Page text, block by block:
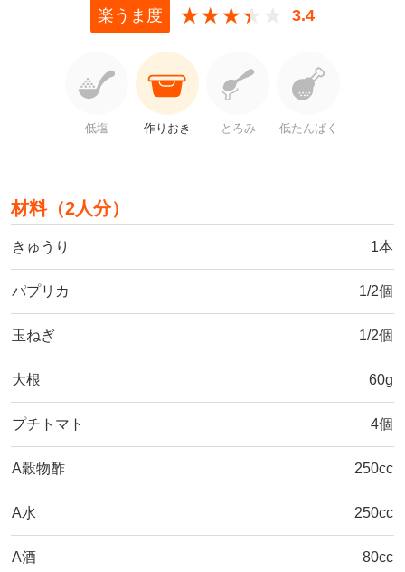
介護事業所検索
利用規約
サイトマップ
SNSでケアポケの最新情報を配信中！
楽うま度 ★★★★★
★★★★★ 3.4
低塩 作りおき とろみ 低たんぱく
材料（2人分）
きゅうり 1本
パプリカ 1/2個
玉ねぎ 1/2個
大根 60g
プチトマト 4個
A穀物酢 250cc
A水 250cc
A酒 80cc